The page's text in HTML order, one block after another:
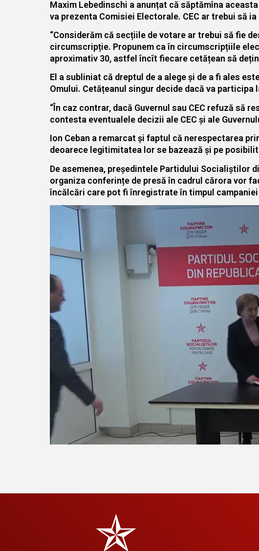
Maxim Lebedinschi a anunțat că săptămîna
va prezenta Comisiei Electorale. CEC ar trebui să
“Considerăm că secțiile de votare ar trebui să fie
circumscripție. Propunem ca în circumscripțiile
aproximativ 30, astfel încît fiecare cetățean să
El a subliniat că dreptul de a alege și de a fi ales
Omului. Cetățeanul singur decide dacă va participa
“În caz contrar, dacă Guvernul sau CEC refuză să
contesta eventualele decizii ale CEC și ale
Ion Ceban a remarcat și faptul că nerespectarea
deoarece legitimitatea lor se bazează și pe
De asemenea, președintele Partidului Socialiștilor
organiza conferințe de presă în cadrul cărora vor
încălcări care pot fi înregistrate în timpul